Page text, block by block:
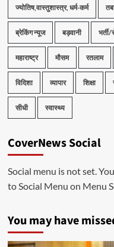
ज्योतिष,वास्तुशास्त्र, धर्म-कर्म
ब्रेकिंग न्यूज बड़वानी भर्ती/
महाराष्ट्र मौसम रतलाम
विदिशा व्यापार शिक्षा
सीधी स्वास्थ्य
CoverNews Social
Social menu is not set.
to Social Menu on Menu
You may have